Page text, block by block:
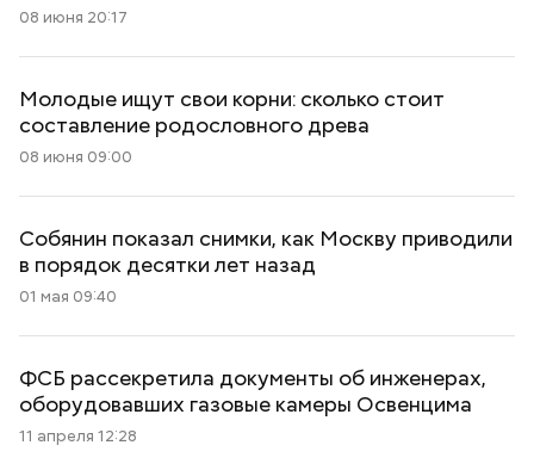
08 июня 20:17
Молодые ищут свои корни: сколько стоит
составление родословного древа
08 июня 09:00
Собянин показал снимки, как Москву приводили
в порядок десятки лет назад
01 мая 09:40
ФСБ рассекретила документы об инженерах,
оборудовавших газовые камеры Освенцима
11 апреля 12:28